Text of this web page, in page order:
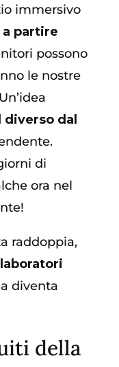
immersivo
a partire
possono
le nostre
dal
di
ora nel
raddoppia,
laboratori
diventa
della